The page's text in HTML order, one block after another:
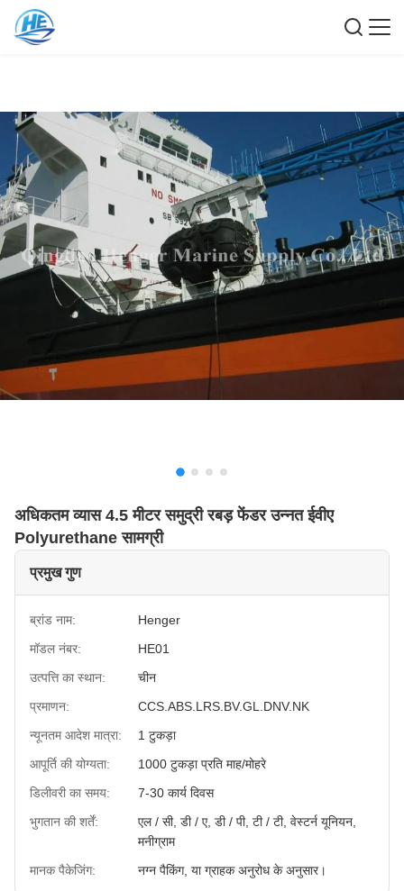
अधिकतम व्यास 4.5 मीटर समुद्री रबड़ फेंडर उन्नत ईवीए
Polyurethane सामग्री
प्रमुख गुण
ब्रांड नाम:
Henger
मॉडल नंबर:
HE01
उत्पत्ति का स्थान:
चीन
प्रमाणन:
CCS.ABS.LRS.BV.GL.DNV.NK
न्यूनतम आदेश मात्रा:
1 टुकड़ा
आपूर्ति की योग्यता:
1000 टुकड़ा प्रति माह/मोहरे
डिलीवरी का समय:
7-30 कार्य दिवस
भुगतान की शर्तें:
एल / सी, डी / ए, डी / पी, टी / टी, वेस्टर्न यूनियन,
मनीग्राम
मानक पैकेजिंग:
नग्न पैकिंग, या ग्राहक अनुरोध के अनुसार।